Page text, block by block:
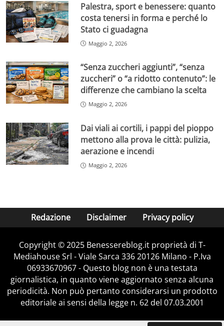
Palestra, sport e benessere: quanto
costa tenersi in forma e perché lo
Stato ci guadagna
Maggio 2, 2026
“Senza zuccheri aggiunti”, “senza
zuccheri” o “a ridotto contenuto”: le
differenze che cambiano la scelta
Maggio 2, 2026
Dai viali ai cortili, i pappi del pioppo
mettono alla prova le città: pulizia,
aerazione e incendi
Maggio 2, 2026
Redazione Disclaimer Privacy policy
Copyright © 2025 Benessereblog.it proprietà di T-
Mediahouse Srl - Viale Sarca 336 20126 Milano - P.Iva
06933670967 - Questo blog non è una testata
giornalistica, in quanto viene aggiornato senza alcuna
periodicità. Non può pertanto considerarsi un prodotto
editoriale ai sensi della legge n. 62 del 07.03.2001